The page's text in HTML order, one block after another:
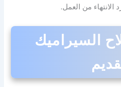
من العمل.
السيراميك